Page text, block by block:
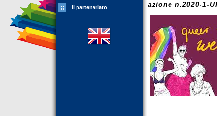
Il partenariato azione n.2020-1-